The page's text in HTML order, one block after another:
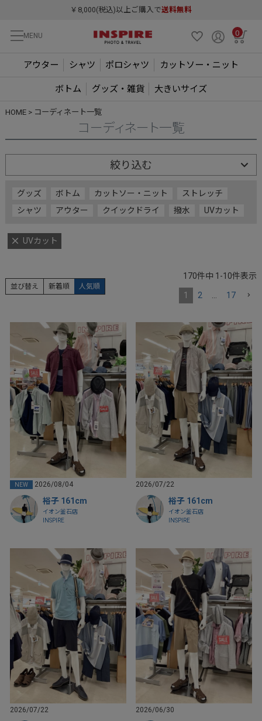
￥8,000(税込)以上ご購入で送料無料
MENU 0
アウター シャツ ポロシャツ カットソー・ニット
ボトム グッズ・雑貨 大きいサイズ
HOME コーディネート一覧
コーディネート一覧
絞り込む
グッズ ボトム カットソー・ニット
ストレッチ
シャツ
アウター クイックドライ 撥水 UVカット
UVカット
並び替え 新着順 人気順
170件中 1 -10件表示
1 2 17
NEW 2026/08/04
裕子 161cm
イオン釜石店
INSPIRE
2026/07/22
裕子 161cm
イオン釜石店
INSPIRE
2026/07/22 2026/06/30